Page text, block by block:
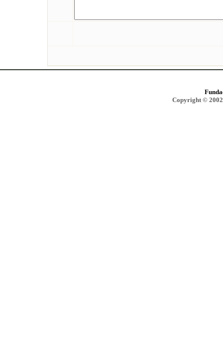
Copyright ©